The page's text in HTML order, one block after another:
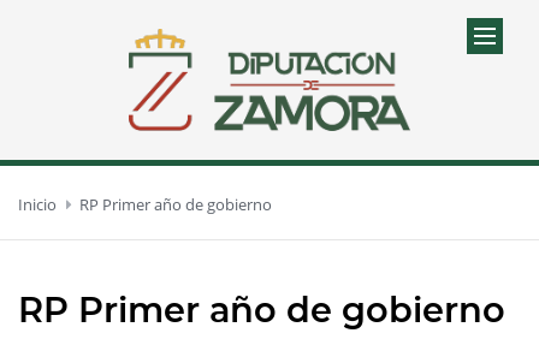
Inicio RP Primer año de gobierno
RP Primer año de gobierno